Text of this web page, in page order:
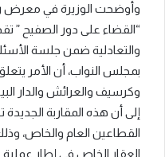
وأوضحت الوزيرة في
“القضاء على دور الصفيح ”
والتعادلية ضمن جلسة
بمجلس النواب، أن الأمر
وكرسيف والعرائش والدار
إلى أن هذه المقاربة الجديدة
القطاعين العام والخاص،
العقار الخاص في إطار